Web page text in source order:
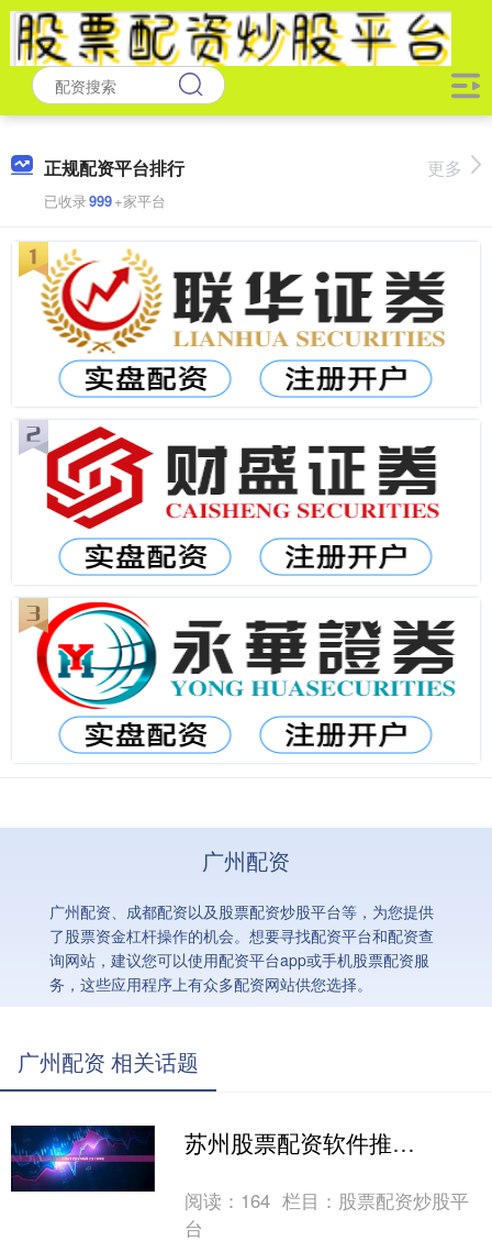
正规配资平台排行
已收录999+家平台
更多
广州配资
广州配资、成都配资以及股票配资炒股平台等，为您提供
了股票资金杠杆操作的机会。想要寻找配资平台和配资查
询网站，建议您可以使用配资平台app或手机股票配资服
务，这些应用程序上有众多配资网站供您选择。
广州配资 相关话题
苏州股票配资软件推荐| 安全可靠平台
阅读： 164 栏目： 股票配资炒股平
台